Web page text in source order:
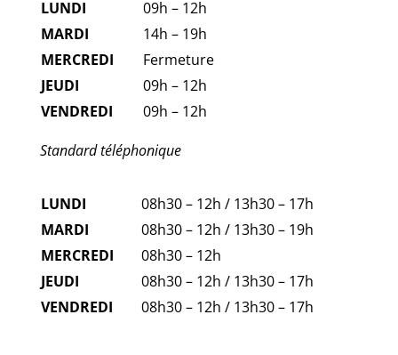
LUNDI
09h – 12h
MARDI
14h – 19h
MERCREDI
Fermeture
JEUDI
09h – 12h
VENDREDI
09h – 12h
Standard téléphonique
LUNDI
08h30 – 12h / 13h30 – 17h
MARDI
08h30 – 12h / 13h30 – 19h
MERCREDI
08h30 – 12h
JEUDI
08h30 – 12h / 13h30 – 17h
VENDREDI
08h30 – 12h / 13h30 – 17h